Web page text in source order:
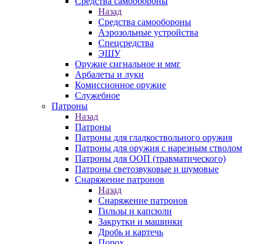
Назад
Средства самообороны
Аэрозольные устройства
Спецсредства
ЭШУ
Оружие сигнальное и ммг
Арбалеты и луки
Комиссионное оружие
Служебное
Патроны
Назад
Патроны
Патроны для гладкоствольного оружия
Патроны для оружия с нарезным стволом
Патроны для ООП (травматического)
Патроны светозвуковые и шумовые
Снаряжение патронов
Назад
Снаряжение патронов
Гильзы и капсюли
Закрутки и машинки
Дробь и картечь